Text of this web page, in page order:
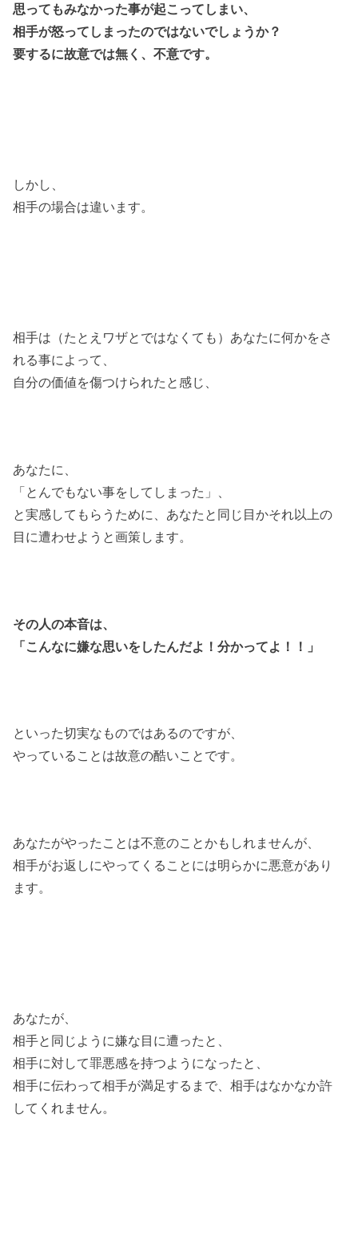
思ってもみなかった事が起こってしまい、
相手が怒ってしまったのではないでしょうか？
要するに故意では無く、不意です。
しかし、
相手の場合は違います。
相手は（たとえワザとではなくても）あなたに何かをさ
れる事によって、
自分の価値を傷つけられたと感じ、
あなたに、
「とんでもない事をしてしまった」、
と実感してもらうために、あなたと同じ目かそれ以上の
目に遭わせようと画策します。
その人の本音は、
「こんなに嫌な思いをしたんだよ！分かってよ！！」
といった切実なものではあるのですが、
やっていることは故意の酷いことです。
あなたがやったことは不意のことかもしれませんが、
相手がお返しにやってくることには明らかに悪意があり
ます。
あなたが、
相手と同じように嫌な目に遭ったと、
相手に対して罪悪感を持つようになったと、
相手に伝わって相手が満足するまで、相手はなかなか許
してくれません。